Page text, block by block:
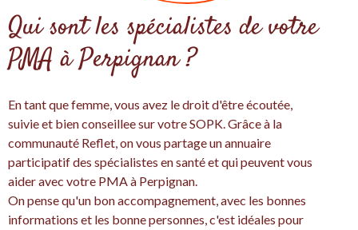
Qui sont les spécialistes de votre
PMA à Perpignan ?
En tant que femme, vous avez le droit d'être écoutée,
suivie et bien conseillee sur votre SOPK. Grâce à la
communauté Reflet, on vous partage un annuaire
participatif des spécialistes en santé et qui peuvent vous
aider avec votre PMA à Perpignan.
On pense qu'un bon accompagnement, avec les bonnes
informations et les bonne personnes, c'est idéales pour